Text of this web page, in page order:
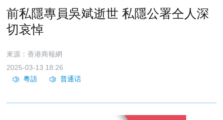
前私隱專員吳斌逝世 私隱公署仝人深
切哀悼
來源：香港商報網
2025-03-13 18:26